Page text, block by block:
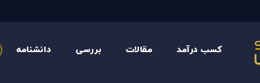
کسب درآمد مقالات بررسی دانشنامه